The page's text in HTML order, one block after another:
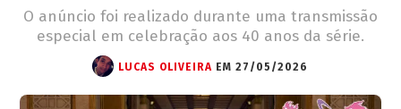
O anúncio foi realizado durante uma transmissão
especial em celebração aos 40 anos da série.
LUCAS OLIVEIRA EM 27/05/2026